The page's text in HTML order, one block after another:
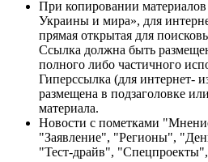
При копировании
Украины и мира», для
прямая открытая для
Ссылка должна быть
полного либо частичного
Гиперссылка (для интернет-
размещена в подзаголовке
материала.
Новости с пометками
"Заявление", "Регионы",
"Тест-драйв",